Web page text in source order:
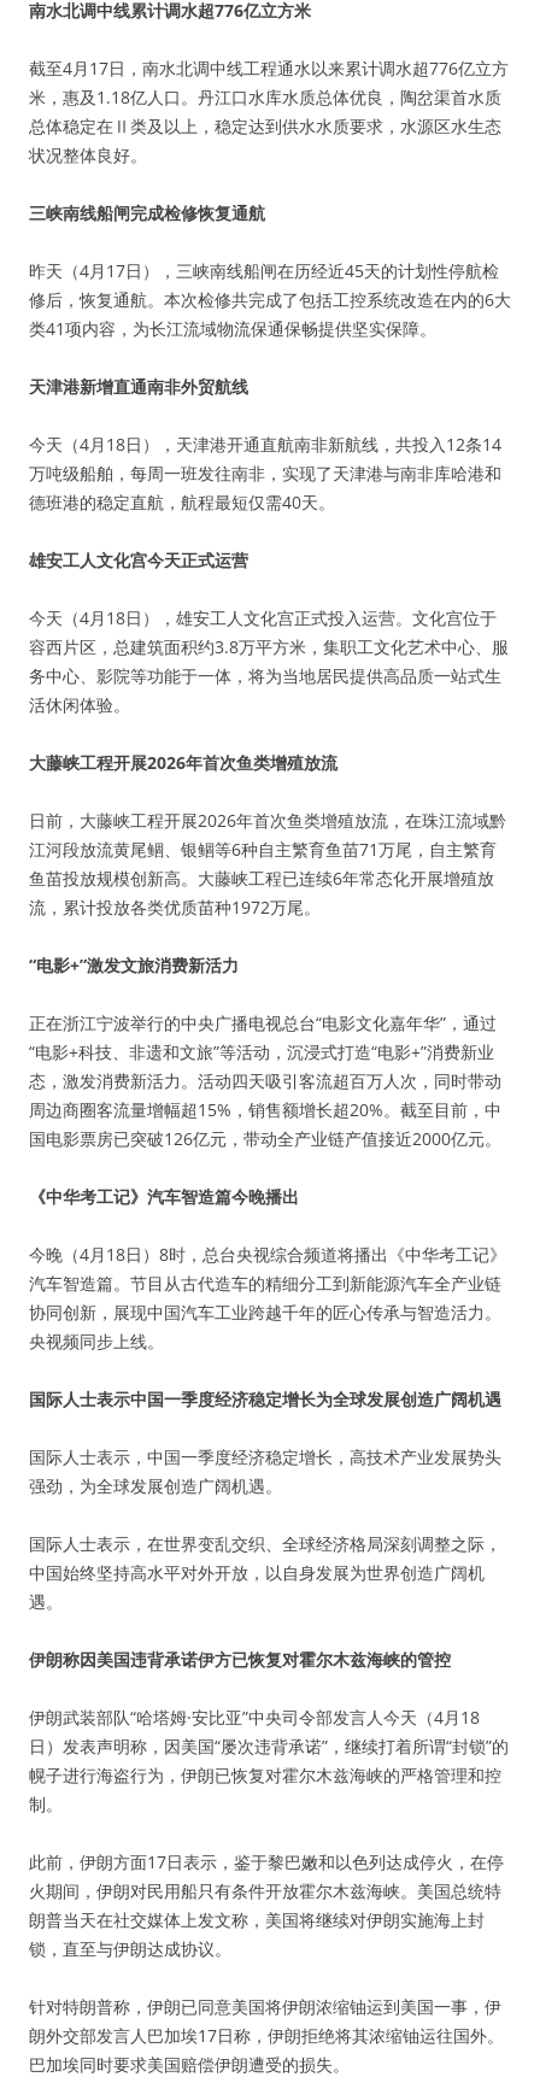
南水北调中线累计调水超776亿立方米
截至4月17日，南水北调中线工程通水以来累计调水超776亿立方
米，惠及1.18亿人口。丹江口水库水质总体优良，陶岔渠首水质
总体稳定在Ⅱ类及以上，稳定达到供水水质要求，水源区水生态
状况整体良好。
三峡南线船闸完成检修恢复通航
昨天（4月17日），三峡南线船闸在历经近45天的计划性停航检
修后，恢复通航。本次检修共完成了包括工控系统改造在内的6大
类41项内容，为长江流域物流保通保畅提供坚实保障。
天津港新增直通南非外贸航线
今天（4月18日），天津港开通直航南非新航线，共投入12条14
万吨级船舶，每周一班发往南非，实现了天津港与南非库哈港和
德班港的稳定直航，航程最短仅需40天。
雄安工人文化宫今天正式运营
今天（4月18日），雄安工人文化宫正式投入运营。文化宫位于
容西片区，总建筑面积约3.8万平方米，集职工文化艺术中心、服
务中心、影院等功能于一体，将为当地居民提供高品质一站式生
活休闲体验。
大藤峡工程开展2026年首次鱼类增殖放流
日前，大藤峡工程开展2026年首次鱼类增殖放流，在珠江流域黔
江河段放流黄尾鲴、银鲴等6种自主繁育鱼苗71万尾，自主繁育
鱼苗投放规模创新高。大藤峡工程已连续6年常态化开展增殖放
流，累计投放各类优质苗种1972万尾。
“电影+”激发文旅消费新活力
正在浙江宁波举行的中央广播电视总台“电影文化嘉年华”，通过
“电影+科技、非遗和文旅”等活动，沉浸式打造“电影+”消费新业
态，激发消费新活力。活动四天吸引客流超百万人次，同时带动
周边商圈客流量增幅超15%，销售额增长超20%。截至目前，中
国电影票房已突破126亿元，带动全产业链产值接近2000亿元。
《中华考工记》汽车智造篇今晚播出
今晚（4月18日）8时，总台央视综合频道将播出《中华考工记》
汽车智造篇。节目从古代造车的精细分工到新能源汽车全产业链
协同创新，展现中国汽车工业跨越千年的匠心传承与智造活力。
央视频同步上线。
国际人士表示中国一季度经济稳定增长为全球发展创造广阔机遇
国际人士表示，中国一季度经济稳定增长，高技术产业发展势头
强劲，为全球发展创造广阔机遇。
国际人士表示，在世界变乱交织、全球经济格局深刻调整之际，
中国始终坚持高水平对外开放，以自身发展为世界创造广阔机
遇。
伊朗称因美国违背承诺伊方已恢复对霍尔木兹海峡的管控
伊朗武装部队“哈塔姆·安比亚”中央司令部发言人今天（4月18
日）发表声明称，因美国“屡次违背承诺”，继续打着所谓“封锁”的
幌子进行海盗行为，伊朗已恢复对霍尔木兹海峡的严格管理和控
制。
此前，伊朗方面17日表示，鉴于黎巴嫩和以色列达成停火，在停
火期间，伊朗对民用船只有条件开放霍尔木兹海峡。美国总统特
朗普当天在社交媒体上发文称，美国将继续对伊朗实施海上封
锁，直至与伊朗达成协议。
针对特朗普称，伊朗已同意美国将伊朗浓缩铀运到美国一事，伊
朗外交部发言人巴加埃17日称，伊朗拒绝将其浓缩铀运往国外。
巴加埃同时要求美国赔偿伊朗遭受的损失。